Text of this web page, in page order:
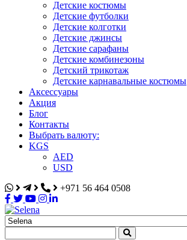
Детские костюмы
Детские футболки
Детские колготки
Детские джинсы
Детские сарафаны
Детские комбинезоны
Детский трикотаж
Детские карнавальные костюмы
Аксессуары
Акция
Блог
Контакты
Выбрать валюту:
KGS
AED
USD
+971 56 464 0508
Selena
Интернет-магазин